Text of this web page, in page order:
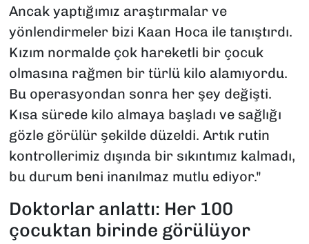
Ancak yaptığımız araştırmalar ve
yönlendirmeler bizi Kaan Hoca ile tanıştırdı.
Kızım normalde çok hareketli bir çocuk
olmasına rağmen bir türlü kilo alamıyordu.
Bu operasyondan sonra her şey değişti.
Kısa sürede kilo almaya başladı ve sağlığı
gözle görülür şekilde düzeldi. Artık rutin
kontrollerimiz dışında bir sıkıntımız kalmadı,
bu durum beni inanılmaz mutlu ediyor."
Doktorlar anlattı: Her 100
çocuktan birinde görülüyor